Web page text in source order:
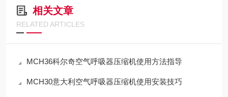
相关文章
RELATED ARTICLES
MCH36科尔奇空气呼吸器压缩机使用方法指导
MCH30意大利空气呼吸器压缩机使用安装技巧